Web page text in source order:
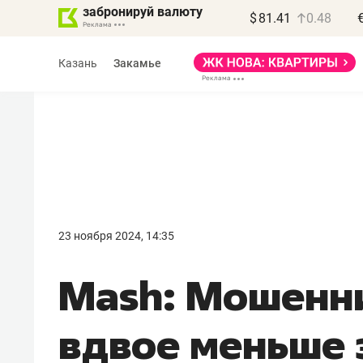
забронируй валюту $ 81.41 0.48
Казань Закамье
23 ноября 2024, 14:35
Mash:
вдвое меньше
правил, бизнес может
потерять минимум